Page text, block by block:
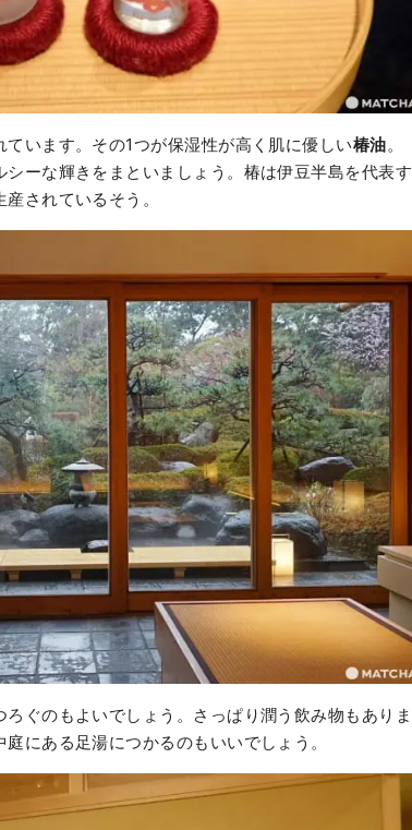
います。その1つが保湿性が高く肌に優しい椿油。
ーな輝きをまといましょう。椿は伊豆半島を代表す
されているそう。
ろぐのもよいでしょう。さっぱり潤う飲み物もありま
にある足湯につかるのもいいでしょう。